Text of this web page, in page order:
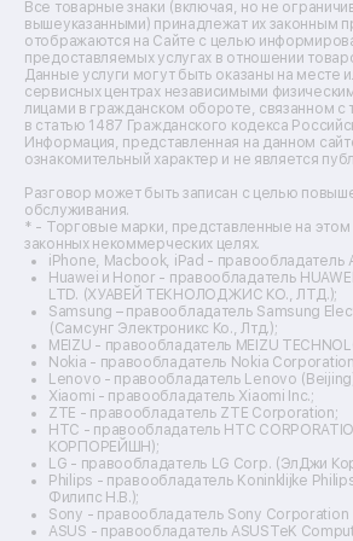
Ремонт пароварок
Ремонт микшерных пультов
Ремонт dj-пультов
Ремонт кухонных плит
Ремонт стедикамов
Ремонт оптических прицелов
Ремонт электровелосипедов
Ремонт видеокамер
Ремонт эхолотов
Ремонт 3d-принтеров
Ремонт прицелов ночного видения
Ремонт винных шкафов
Ремонт выпрямителей
Ремонт сушилок для рук
Ремонт дальномеров
Ремонт снегоуборщиков
Все товарные знаки (включая, но не
вышеуказанными) принадлежат их законным
отображаются на Сайте с целью
предоставляемых услугах в отношении
Данные услуги могут быть оказаны на месте
сервисных центрах независимыми
лицами в гражданском обороте, связанном
в статью 1487 Гражданского кодекса
Информация, представленная на данном
ознакомительный характер и не является
Разговор может быть записан с целью
обслуживания.
* - Торговые марки, представленные на этом
законных некоммерческих целях.
iPhone, Macbook, iPad - правообладатель
Huawei и Honor - правообладатель
LTD. (ХУАВЕЙ ТЕКНОЛОДЖИС КО., ЛТД.);
Samsung – правообладатель Samsung
(Самсунг Электроникс Ко., Лтд.);
MEIZU - правообладатель MEIZU
Nokia - правообладатель Nokia
Lenovo - правообладатель Lenovo
Xiaomi - правообладатель Xiaomi Inc.;
ZTE - правообладатель ZTE Corporation;
HTC - правообладатель HTC
КОРПОРЕЙШН);
LG - правообладатель LG Corp. (ЭлДжи
Philips - правообладатель Koninklijke
Филипс Н.В.);
Sony - правообладатель Sony
ASUS - правообладатель ASUSTeK